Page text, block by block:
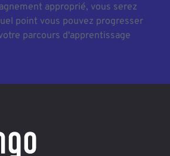
approprié, vous serez
point vous pouvez progresser
parcours d'apprentissage